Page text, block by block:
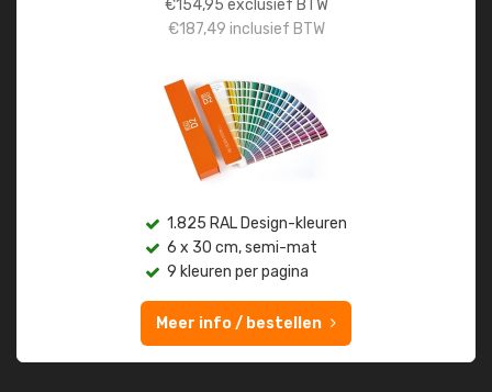
€154,95 exclusief BTW
€187,49 inclusief BTW
1.825 RAL Design-kleuren
6 x 30 cm, semi-mat
9 kleuren per pagina
Meer info / bestellen